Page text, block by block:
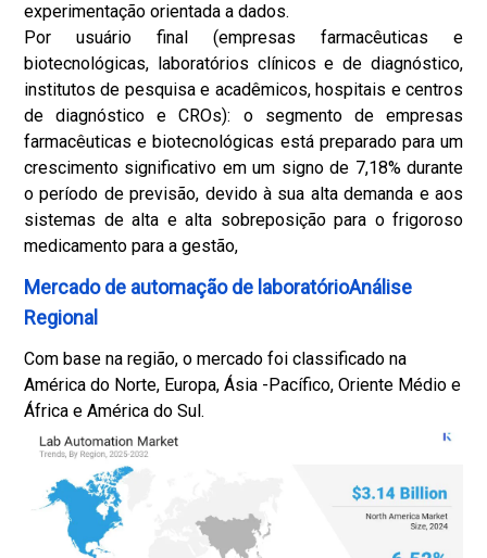
experimentação orientada a dados.
Por usuário final (empresas farmacêuticas e
biotecnológicas, laboratórios clínicos e de diagnóstico,
institutos de pesquisa e acadêmicos, hospitais e centros
de diagnóstico e CROs): o segmento de empresas
farmacêuticas e biotecnológicas está preparado para um
crescimento significativo em um signo de 7,18% durante
o período de previsão, devido à sua alta demanda e aos
sistemas de alta e alta sobreposição para o frigoroso
medicamento para a gestão,
Mercado de automação de laboratórioAnálise
Regional
Com base na região, o mercado foi classificado na
América do Norte, Europa, Ásia -Pacífico, Oriente Médio e
África e América do Sul.